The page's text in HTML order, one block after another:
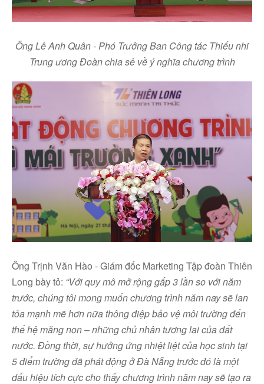
Ông Lê Anh Quân - Phó Trưởng Ban Công tác Thiếu nhi
Trung ương Đoànchia sẻ về ý nghĩa chương trình
Ông Trịnh Văn Hào - Giám đốc Marketing Tập đoàn Thiên
Long bày tỏ: “Với quy mô mở rộng gấp 3 lần so với năm
trước, chúng tôi mong muốn chương trình năm nay sẽ lan
tỏa mạnh mẽ hơn nữa thông điệp bảo vệ môi trường đến
thế hệ măng non – những chủ nhân tương lai của đất
nước. Đồng thời, sự hưởng ứng nhiệt liệt của học sinh tại
5 điểm trường đã phát động ở Đà Nẵng trước đó là một
dấu hiệu tích cực cho thấy chương trình năm nay sẽ tạo ra